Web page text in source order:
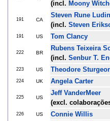
(incl. Moony
191 CA
Steven Rune Ludin
(incl. Steven
191 US Tom Clancy
222 BR
Rubens Teixeira
(incl. Senbur T.
223 US Theodore
224 UK Angela Carter
225 US
Jeff VanderMeer
(excl.
226 US Connie Willis